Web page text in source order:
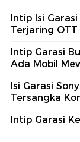
Intip Isi
Terjaring OTT
Intip Garasi
Ada Mobil
Isi Garasi
Tersangka
Intip Garasi